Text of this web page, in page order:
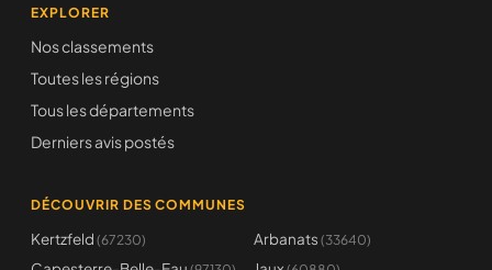
EXPLORER
Nos classements
Toutes les régions
Tous les départements
Derniers avis postés
DÉCOUVRIR DES COMMUNES
Kertzfeld (67230) Arbanats (33640)